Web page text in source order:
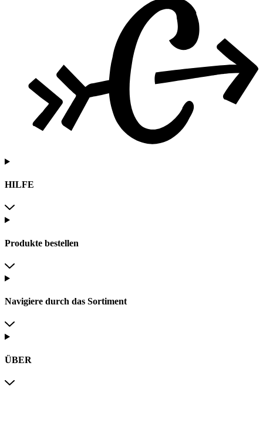
HILFE
Produkte bestellen
Navigiere durch das Sortiment
ÜBER